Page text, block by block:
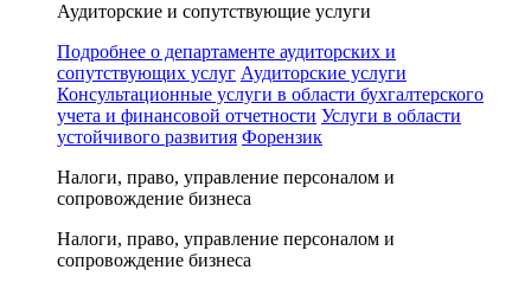
Аудиторские и сопутствующие услуги
Подробнее о департаменте аудиторских и
сопутствующих услуг Аудиторские услуги
Консультационные услуги в области бухгалтерского
учета и финансовой отчетности Услуги в области
устойчивого развития Форензик
Налоги, право, управление персоналом и
сопровождение бизнеса
Налоги, право, управление персоналом и
сопровождение бизнеса